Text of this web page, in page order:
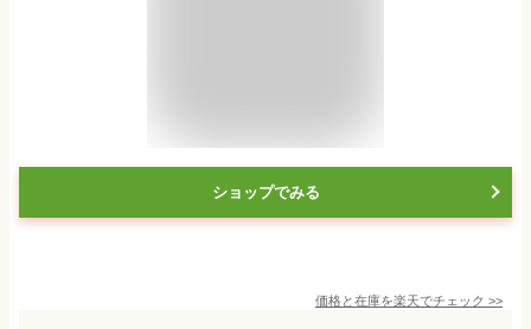
ショップでみる
価格と在庫を楽天でチェック >>